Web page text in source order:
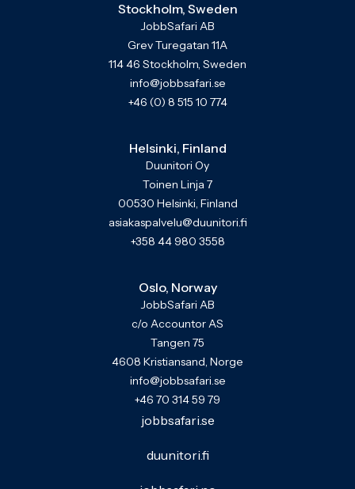
Stockholm, Sweden
JobbSafari AB
Grev Turegatan 11A
114 46 Stockholm, Sweden
info@jobbsafari.se
+46 (0) 8 515 10 774
Helsinki, Finland
Duunitori Oy
Toinen Linja 7
00530 Helsinki, Finland
asiakaspalvelu@duunitori.fi
+358 44 980 3558
Oslo, Norway
JobbSafari AB
c/o Accountor AS
Tangen 75
4608 Kristiansand, Norge
info@jobbsafari.se
+46 70 314 59 79
jobbsafari.se
duunitori.fi